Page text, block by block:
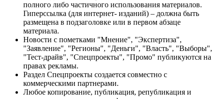
полного либо частичного использования материалов.
Гиперссылка (для интернет- изданий) – должна быть
размещена в подзаголовке или в первом абзаце
материала.
Новости с пометками "Мнение", "Экспертиза",
"Заявление", "Регионы", "Деньги", "Власть", "Выборы",
"Тест-драйв", "Спецпроекты", "Промо" публикуются на
правах рекламы.
Раздел Спецпроекты создается совместно с
коммерческими партнерами.
Любое копирование, публикация, републикация и